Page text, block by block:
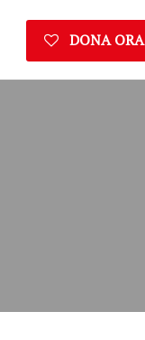
DONA ORA